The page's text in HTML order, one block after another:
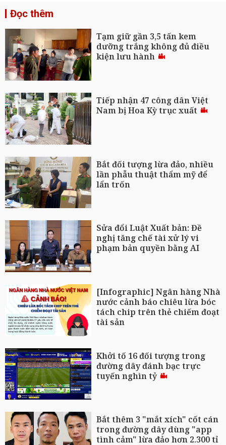
Đọc thêm
Tạm giữ gần 3,5 tấn kem
dưỡng trắng không đủ điều
kiện lưu hành
Tiếp nhận 47 công dân Việt
Nam bị Hoa Kỳ trục xuất
Bắt đối tượng lừa đảo, nhiều
lần phẫu thuật thẩm mỹ để
lẩn trốn
Sửa đổi Luật Xuất bản: Đề
nghị tăng chế tài xử lý vi
phạm bản quyền bằng AI
[Infographic] Ngân hàng Nhà
nước cảnh báo chiêu lừa bóc
tách chip trên thẻ chiếm đoạt
tài sản
Khởi tố 16 đối tượng trong
đường dây đánh bạc trực
tuyến nghìn tỷ
Bắt thêm 3 "mắt xích" cốt cán
trong đường dây dùng "app
tình cảm" lừa đảo hơn 2.300 tỉ